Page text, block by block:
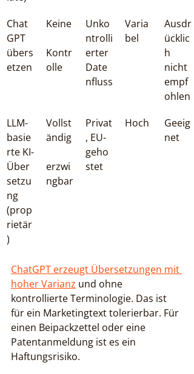
Chat
GPT
übers
etzen
Keine
Kontr
olle
Unko
ntrolli
erter
Date
nfluss
Varia
bel
Ausdr
ücklic
h
nicht
empf
ohlen
LLM-
basie
rte KI-
Über
setzu
ng
(prop
rietär
)
Vollst
ändig
erzwi
ngbar
Privat
, EU-
geho
stet
Hoch
Geeig
net
ChatGPT erzeugt Übersetzungen mit
hoher Varianz und ohne
kontrollierte Terminologie. Das ist
für ein Marketingtext tolerierbar. Für
einen Beipackzettel oder eine
Patentanmeldung ist es ein
Haftungsrisiko.